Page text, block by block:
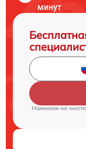
минут
Нажимая на